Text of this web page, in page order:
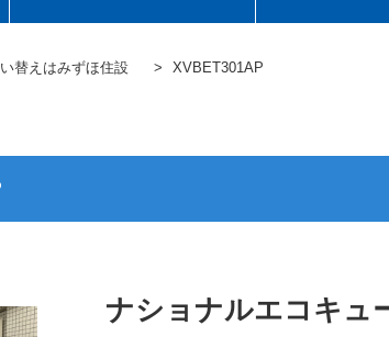
替えはみずほ住設 XVBET301AP
ナショナルエコキュ